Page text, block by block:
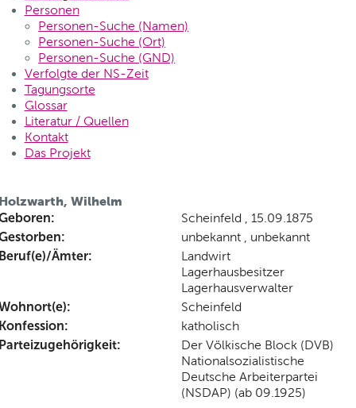
Personen
Personen-Suche (Namen)
Personen-Suche (Ort)
Personen-Suche (GND)
Verfolgte der NS-Zeit
Tagungsorte
Glossar
Literatur / Quellen
Kontakt
Das Projekt
Wilhelm
Scheinfeld , 15.09.1875
unbekannt , unbekannt
Ämter:
Landwirt
Lagerhausbesitzer
Lagerhausverwalter
Scheinfeld
katholisch
Der Völkische Block (DVB)
Nationalsozialistische
Deutsche Arbeiterpartei
(NSDAP) (ab 09.1925)